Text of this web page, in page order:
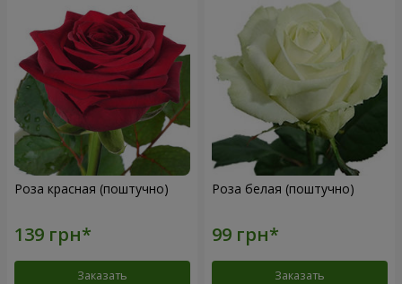
Роза красная (поштучно)
Заказать
Роза белая (поштучно)
Заказать